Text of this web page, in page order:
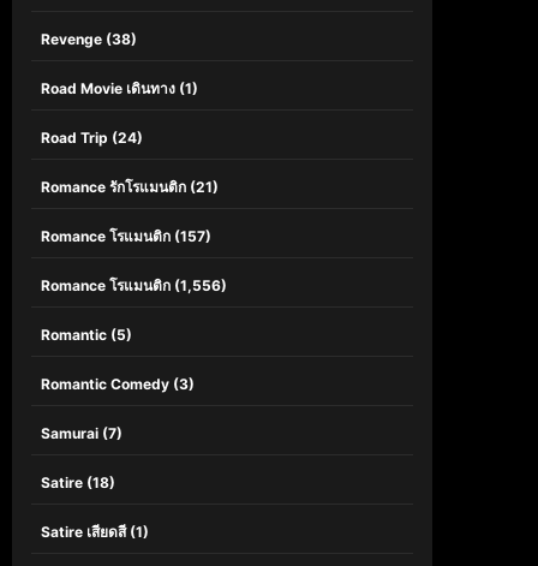
Revenge (38)
Road Movie เดินทาง (1)
Road Trip (24)
Romance รักโรแมนติก (21)
Romance โรแมนติก (157)
Romance โรแมนติก (1,556)
Romantic (5)
Romantic Comedy (3)
Samurai (7)
Satire (18)
Satire เสียดสี(1)